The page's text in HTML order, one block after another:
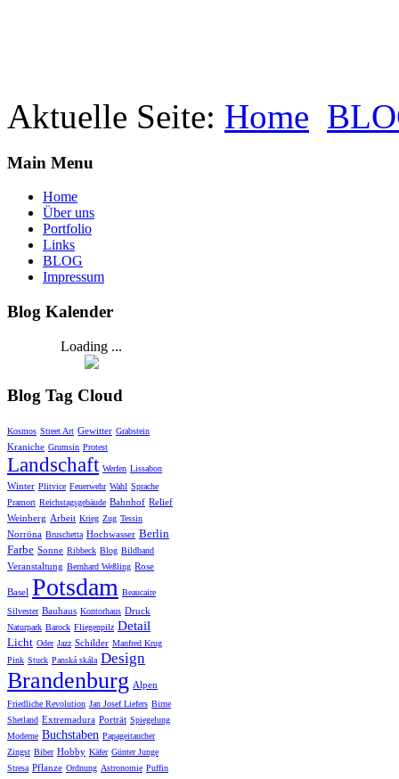
Aktuelle Seite: Home
Main Menu
Home
Über uns
Portfolio
Links
BLOG
Impressum
Blog Kalender
Loading ...
Blog Tag Cloud
Kosmos Street Art Gewitter Grabstein
Kraniche Grumsin Protest
Landschaft Werfen Lissabon
Winter Plitvice Feuerwehr Wahl Sprache
Pramort Reichstagsgebäude Bahnhof Relief
Weinberg Arbeit Krieg Zug Tessin
Norröna Bruschetta Hochwasser Berlin
Farbe Sonne Ribbeck Blog Bildband
Veranstaltung Bernhard Weßling Rose
Basel Potsdam Beaucaire
Silvester Bauhaus Kontorhaus Druck
Naturpark Barock Fliegenpilz Detail
Licht Oder Jazz Schilder Manfred Krug
Pink Stuck Panská skála Design
Brandenburg Alpen
Friedliche Revolution Jan Josef Liefers Birne
Shetland Extremadura Porträt Spiegelung
Moderne Buchstaben Papageitaucher
Zingst Biber Hobby Käfer Günter Junge
Stresa Pflanze Ordnung Astronomie Puffin